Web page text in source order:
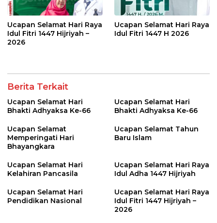
Ucapan Selamat Hari Raya
Idul Fitri 1447 Hijriyah –
2026
Ucapan Selamat Hari Raya
Idul Fitri 1447 H 2026
Berita Terkait
Ucapan Selamat Hari
Bhakti Adhyaksa Ke-66
Ucapan Selamat Hari
Bhakti Adhyaksa Ke-66
Ucapan Selamat
Memperingati Hari
Bhayangkara
Ucapan Selamat Tahun
Baru Islam
Ucapan Selamat Hari
Kelahiran Pancasila
Ucapan Selamat Hari Raya
Idul Adha 1447 Hijriyah
Ucapan Selamat Hari
Pendidikan Nasional
Ucapan Selamat Hari Raya
Idul Fitri 1447 Hijriyah –
2026